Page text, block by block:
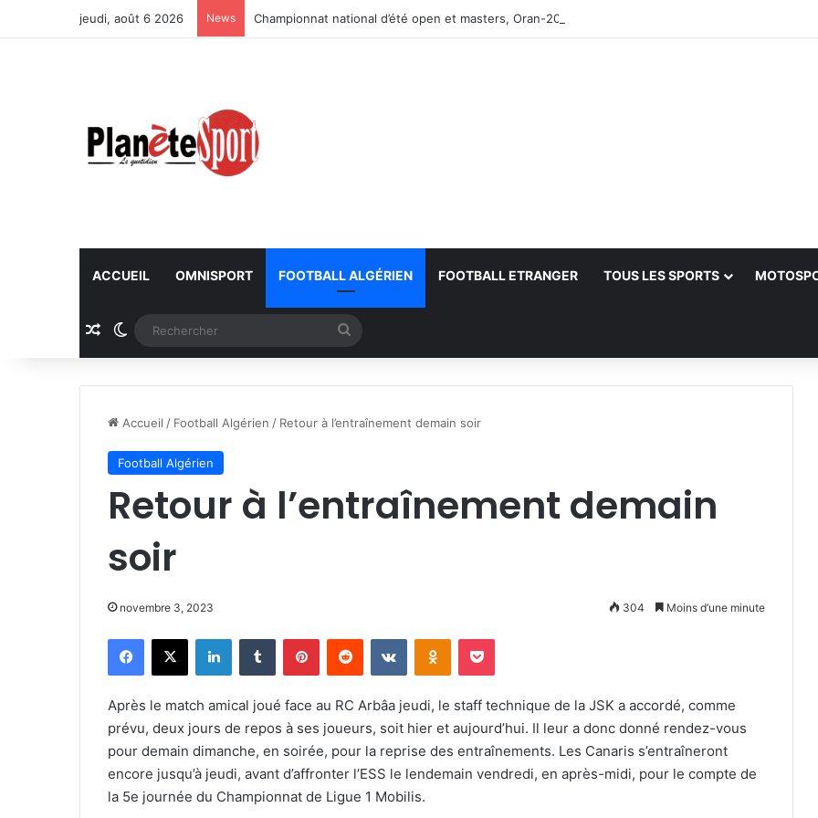
jeudi, août 6 2026 News Championnat national d’été open et masters, Oran-2026 — Le CRB s’adjuge le titre
ACCUEIL OMNISPORT FOOTBALL ALGÉRIEN FOOTBALL ETRANGER TOUS LES SPORTS
Article Aléatoire
Switch skin
Accueil / Football Algérien / Retour à l’entraînement demain soir
Football Algérien
Retour à l’entraînement demain
soir
novembre 3, 2023 304 Moins d’une minute
Facebook
X LinkedinTumblr PinterestReddit VKontakteOdnoklassniki
Pocket
Après le match amical joué face au RC Arbâa jeudi, le staff technique de la JSK a accordé, comme
prévu, deux jours de repos à ses joueurs, soit hier et aujourd’hui. Il leur a donc donné rendez-vous
pour demain dimanche, en soirée, pour la reprise des entraînements. Les Canaris s’entraîneront
encore jusqu’à jeudi, avant d’affronter l’ESS le lendemain vendredi, en après-midi, pour le compte de
la 5e journée du Championnat de Ligue 1 Mobilis.